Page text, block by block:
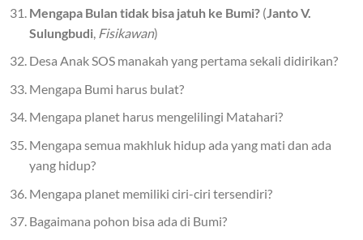
Mengapa Bulan tidak bisa jatuh ke Bumi?( Janto V.
Sulungbudi, Fisikawan)
Desa Anak SOS manakah yang pertama sekali didirikan?
Mengapa Bumi harus bulat?
Mengapa planet harus mengelilingi Matahari?
Mengapa semua makhluk hidup ada yang mati dan ada
yang hidup?
Mengapa planet memiliki ciri-ciri tersendiri?
Bagaimana pohon bisa ada di Bumi?